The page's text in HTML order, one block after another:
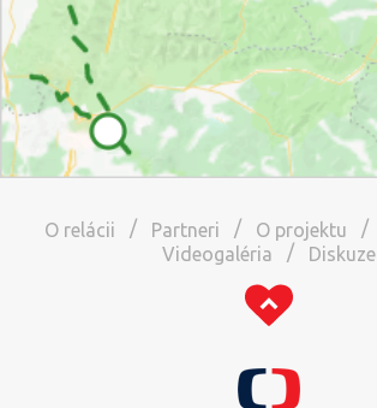
O relácii / Partneri / O projektu /
Videogaléria
/ Diskuze